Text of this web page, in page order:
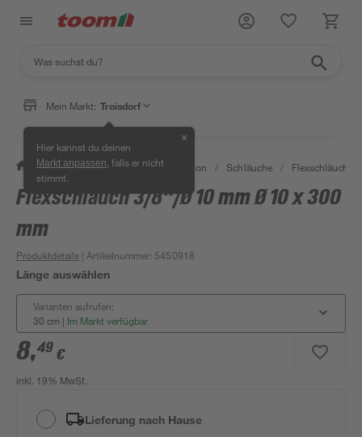
Mein Markt: Troisdorf
Hier kannst du deinen
Markt anpassen , falls er nicht
stimmt.
✕
/ Bad & Sanitär / Sanitärinstallation / Schläuche / Flexschläuche
Flexschlauch 3/8"/Ø 10 mm Ø 10 x 300
mm
Produktdetails | Artikelnummer: 5450918
Länge auswählen
Varianten aufrufen:
30 cm | Im Markt verfügbar
8,49 €
inkl. 19% MwSt.
Lieferung nach Hause